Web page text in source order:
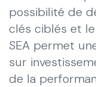
possibilité de
clés ciblés et
SEA permet
sur
de la